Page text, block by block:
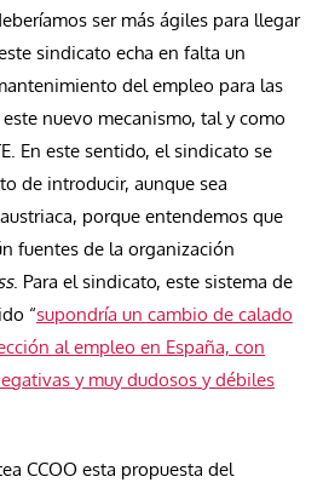
ser más ágiles para llegar
sindicato echa en falta un
del empleo para las
nuevo mecanismo, tal y como
En este sentido, el sindicato se
de introducir, aunque sea
porque entendemos que
fuentes de la organización
. Para el sindicato, este sistema de
“supondría un cambio de calado
al empleo en España, con
y muy dudosos y débiles
CCOO esta propuesta del